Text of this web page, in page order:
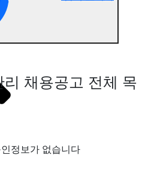
채용공고 전체 목
정보가 없습니다